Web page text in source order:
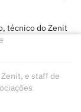
técnico do Zenit
Zenit, e staff de